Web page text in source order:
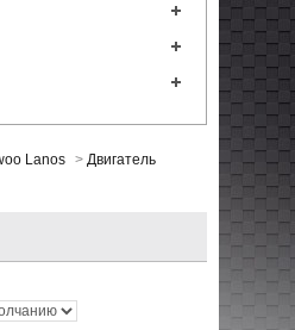
Lanos > Двигатель